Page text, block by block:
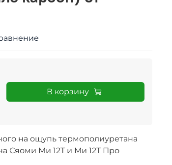
В корзину
на ощупь термополиуретана
Сяоми Ми 12Т и Ми 12Т Про